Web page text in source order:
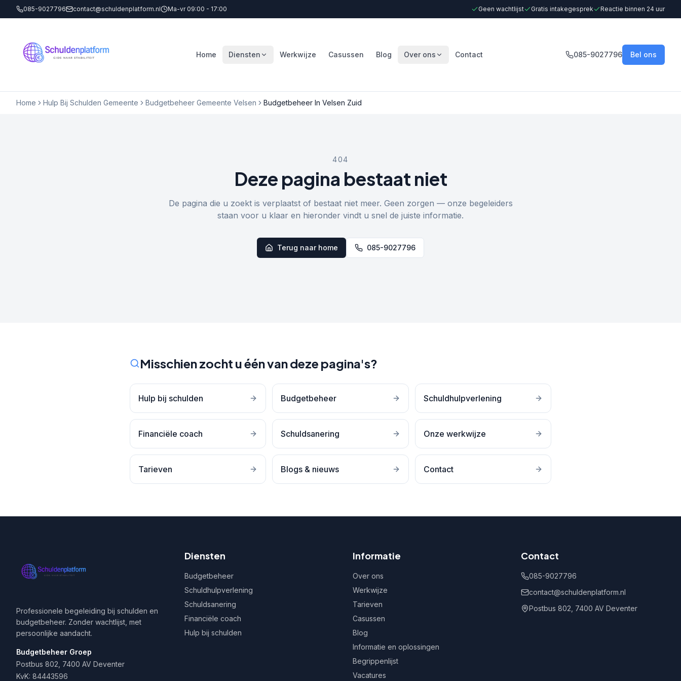
085-9027796 contact@schuldenplatform.nl Ma-vr 09:00 - 17:00 Geen wachtlijst Gratis intakegesprek Reactie binnen 24 uur
Home Diensten Werkwijze Casussen Blog Over ons Contact 085-9027796 Bel ons
Home Hulp Bij Schulden Gemeente Budgetbeheer Gemeente Velsen Budgetbeheer In Velsen Zuid
404
Deze pagina bestaat niet
De pagina die u zoekt is verplaatst of bestaat niet meer. Geen zorgen — onze begeleiders
staan voor u klaar en hieronder vindt u snel de juiste informatie.
Terug naar home 085-9027796
Misschien zocht u één van deze pagina's?
Hulp bij schulden Budgetbeheer Schuldhulpverlening
Financiële coach Schuldsanering Onze werkwijze
Tarieven Blogs & nieuws Contact
Professionele begeleiding bij schulden en
budgetbeheer. Zonder wachtlijst, met
persoonlijke aandacht.
Budgetbeheer Groep
Postbus 802, 7400 AV Deventer
KvK: 84443596
Diensten
Budgetbeheer
Schuldhulpverlening
Schuldsanering
Financiële coach
Hulp bij schulden
Informatie
Over ons
Werkwijze
Tarieven
Casussen
Blog
Informatie en oplossingen
Begrippenlijst
Vacatures
Contact
085-9027796
contact@schuldenplatform.nl
Postbus 802, 7400 AV Deventer